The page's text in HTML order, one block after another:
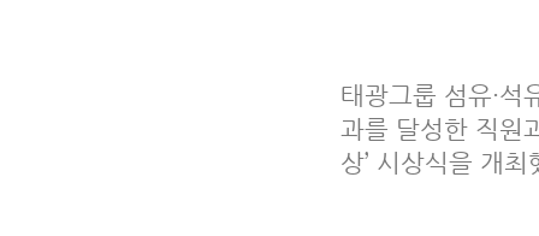
태광그룹 섬유·
과를 달성한 직원
상’ 시상식을 개